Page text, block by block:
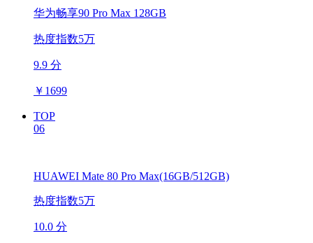
华为畅享90 Pro Max 128GB
热度指数5万
9.9 分
￥ 1699
TOP
06
HUAWEI Mate 80 Pro Max(16GB/512GB)
热度指数5万
10.0 分